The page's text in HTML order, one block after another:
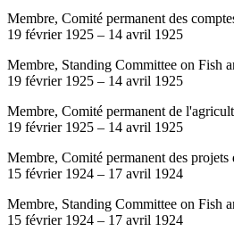
Membre, Comité permanent des
19 février 1925 – 14 avril 1925
Membre, Standing Committee on Fish
19 février 1925 – 14 avril 1925
Membre, Comité permanent de
19 février 1925 – 14 avril 1925
Membre, Comité permanent des
15 février 1924 – 17 avril 1924
Membre, Standing Committee on Fish
15 février 1924 – 17 avril 1924